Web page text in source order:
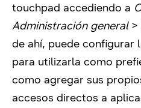
touchpad accediendo a
Administración general>
de ahí, puede configurar
para utilizarla como
como agregar sus
accesos directos a